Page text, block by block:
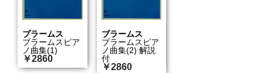
ブラームス
ブラームスピア
ノ曲集(1)
￥2860
ブラームス
ブラームスピア
ノ曲集(2) 解説
付
￥2860